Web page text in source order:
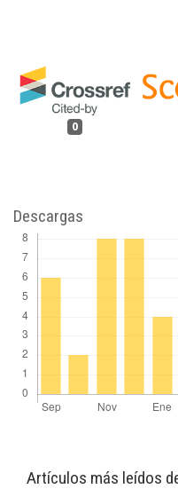
0
Descargas
Artículos más leídos